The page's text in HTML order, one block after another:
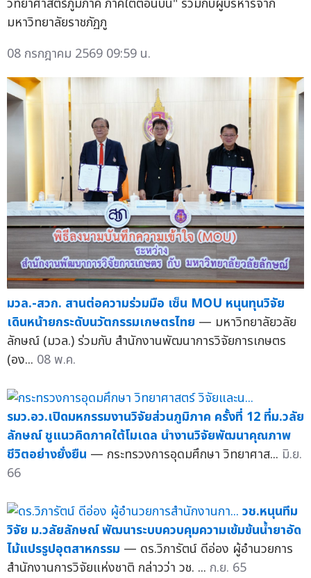
มหาวิทยาลัยราชภัฏภู
08 กรกฎาคม 2569 09:59 น.
มวล.-สวก. สานต่อความร่วมมือ เซ็น MOU หนุนทุนวิจัย
เดินหน้ายกระดับนวัตกรรมเกษตรไทย — มหาวิทยาลัยวลัย
ลักษณ์ (มวล.) ร่วมกับ สำนักงานพัฒนาการวิจัยการเกษตร
(อง... 08 พ.ค.
รมว.อว.เปิดมหกรรมงานวิจัยส่วนภูมิภาค ครั้งที่ 12 ที่ม.วลัย
ลักษณ์ ชูแนวคิดภาคใต้โมเดล นำงานวิจัยพัฒนาคุณภาพ
ชีวิตอย่างยั่งยืน — กระทรวงการอุดมศึกษา วิทยาศาส... มิ.ย.
66
วช.หนุนทีม
วิจัย ม.วลัยลักษณ์ พัฒนาระบบควบคุมความเข้มข้นน้ำยาอัด
ไม้แปรรูปอุตสาหกรรม — ดร.วิภารัตน์ ดีอ่อง ผู้อำนวยการ
สำนักงานการวิจัยแห่งชาติ กล่าวว่า วช. ... ก.ย. 65